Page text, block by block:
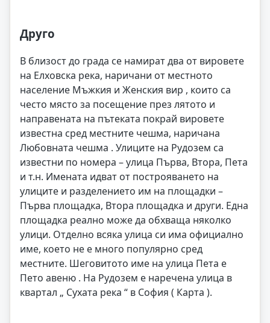
Друго
В близост до града се намират два от вировете
на Елховска река, наричани от местното
население Мъжкия и Женския вир , които са
често място за посещение през лятото и
направената на пътеката покрай вировете
известна сред местните чешма, наричана
Любовната чешма . Улиците на Рудозем са
известни по номера – улица Първа, Втора, Пета
и т.н. Имената идват от построяването на
улиците и разделението им на площадки –
Първа площадка, Втора площадка и други. Една
площадка реално може да обхваща няколко
улици. Отделно всяка улица си има официално
име, което не е много популярно сред
местните. Шеговитото име на улица Пета е
Пето авеню . На Рудозем е наречена улица в
квартал „ Сухата река “ в София ( Карта ).